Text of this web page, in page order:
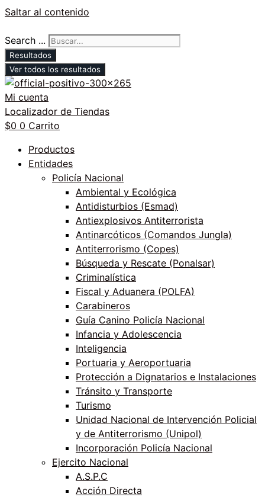
Saltar al contenido
Search ...
Resultados
Ver todos los resultados
Mi cuenta
Localizador de Tiendas
$0 0 Carrito
Productos
Entidades
Policía Nacional
Ambiental y Ecológica
Antidisturbios (Esmad)
Antiexplosivos Antiterrorista
Antinarcóticos (Comandos Jungla)
Antiterrorismo (Copes)
Búsqueda y Rescate (Ponalsar)
Criminalística
Fiscal y Aduanera (POLFA)
Carabineros
Guía Canino Policía Nacional
Infancia y Adolescencia
Inteligencia
Portuaria y Aeroportuaria
Protección a Dignatarios e Instalaciones
Tránsito y Transporte
Turismo
Unidad Nacional de Intervención Policial
y de Antiterrorismo (Unipol)
Incorporación Policía Nacional
Ejercito Nacional
A.S.P.C
Acción Directa